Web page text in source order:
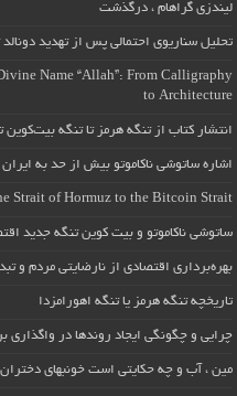
لیندزی گراهام ، درگذشت
تحلیل سناریوی احتمالی پس از تهدید
Name “Allah”: From Calligraphy
to Architecture
انتشار کتاب از تنگه هرمز تا تنگه
اشاره ساتوشی ناکاموتو بیش از حد به
Strait of Hormuz to the Bitcoin Strait
ساتوشی ناکاموتو و بیت کوین تنگه جدید
بهره‌برداری اقتصادی از نارضایتی مردم و
تاریخچه تنگه هرمز یا تنگه اهورامزدا
چرایی و چگونگی ایجاد روندها در واگذاری
مین ، آب و چه حکایتی است خونبهای دختران